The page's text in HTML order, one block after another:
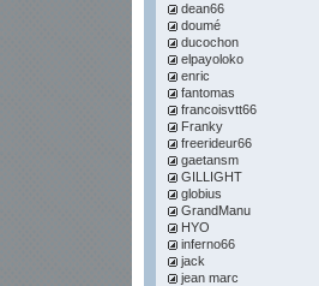
dean66
doumé
ducochon
elpayoloko
enric
fantomas
francoisvtt66
Franky
freerideur66
gaetansm
GILLIGHT
globius
GrandManu
HYO
inferno66
jack
jean marc